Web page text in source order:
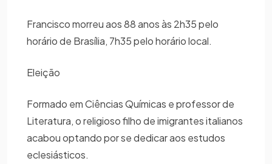
Francisco morreu aos 88 anos às 2h35 pelo
horário de Brasília, 7h35 pelo horário local.
Eleição
Formado em Ciências Químicas e professor de
Literatura, o religioso filho de imigrantes italianos
acabou optando por se dedicar aos estudos
eclesiásticos.